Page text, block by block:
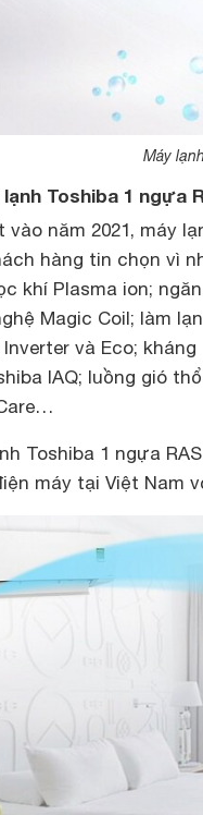
Máy
lạnh Toshiba 1 ngựa
vào năm 2021, máy
hàng tin chọn vì
khí Plasma ion;
Magic Coil; làm
Inverter và Eco;
IAQ; luồng gió
Toshiba 1 ngựa
máy tại Việt Nam